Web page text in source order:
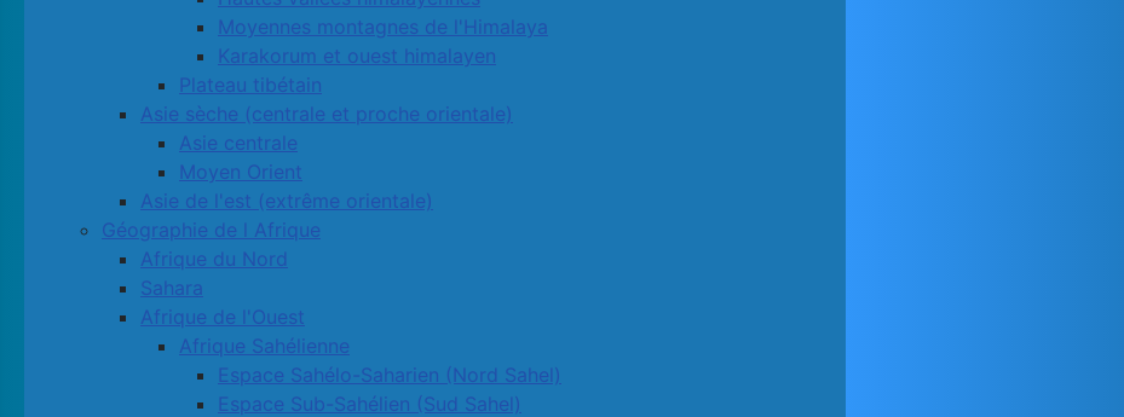
Moyennes montagnes de l'Himalaya
Karakorum et ouest himalayen
Plateau tibétain
Asie sèche (centrale et proche orientale)
Asie centrale
Moyen Orient
Asie de l'est (extrême orientale)
Géographie de l Afrique
Afrique du Nord
Sahara
Afrique de l'Ouest
Afrique Sahélienne
Espace Sahélo-Saharien (Nord Sahel)
Espace Sub-Sahélien (Sud Sahel)